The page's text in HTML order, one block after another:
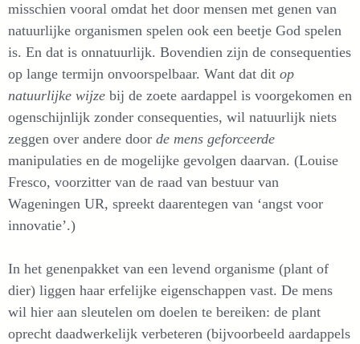
misschien vooral omdat het door mensen met genen van
natuurlijke organismen spelen ook een beetje God spelen
is. En dat is onnatuurlijk. Bovendien zijn de consequenties
op lange termijn onvoorspelbaar. Want dat dit op
natuurlijke wijze bij de zoete aardappel is voorgekomen en
ogenschijnlijk zonder consequenties, wil natuurlijk niets
zeggen over andere door de mens geforceerde
manipulaties en de mogelijke gevolgen daarvan. (Louise
Fresco, voorzitter van de raad van bestuur van
Wageningen UR, spreekt daarentegen van ‘angst voor
innovatie’.)
In het genenpakket van een levend organisme (plant of
dier) liggen haar erfelijke eigenschappen vast. De mens
wil hier aan sleutelen om doelen te bereiken: de plant
oprecht daadwerkelijk verbeteren (bijvoorbeeld aardappels